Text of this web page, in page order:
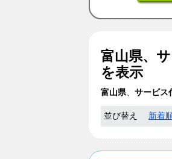
富山県、
を表示
富山県、 サービス
並び替え 新着